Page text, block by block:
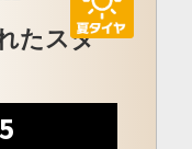
たスタ